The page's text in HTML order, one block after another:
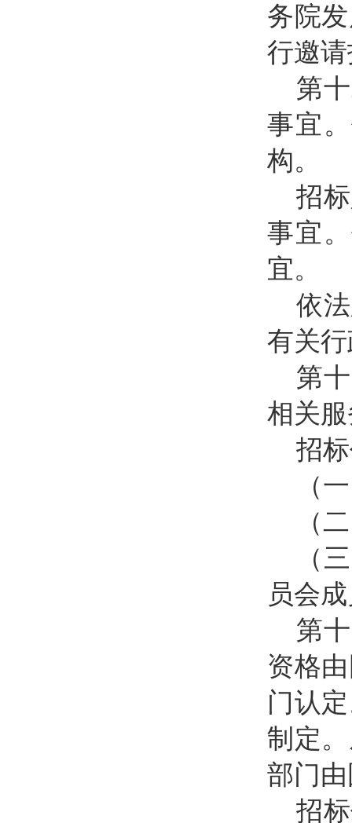
务院
行邀
第
事宜
构。
招
事宜
宜。
依
有关
第
相关
招
（
（
（
员会
第
资格
门认
制定
部门
招